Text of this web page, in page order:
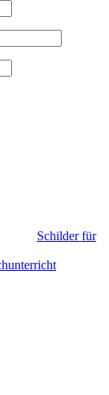
Schilder für